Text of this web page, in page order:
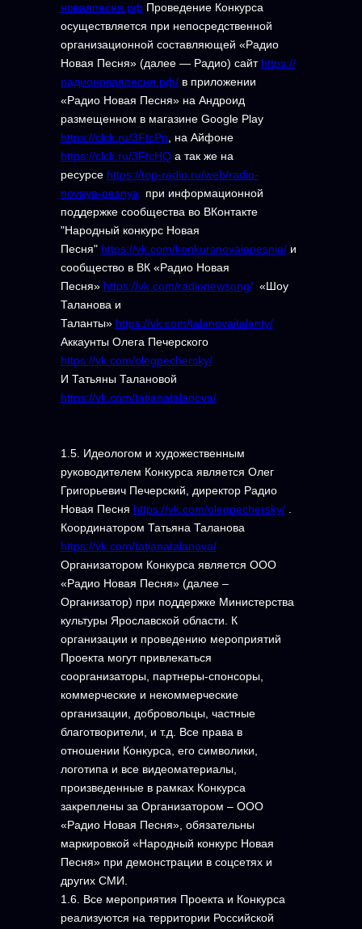
новаяпесня.рф Проведение Конкурса
осуществляется при непосредственной
организационной составляющей «Радио
Новая Песня» (далее — Радио) сайт https://
радионоваяпесня.рф/в приложении
«Радио Новая Песня» на Андроид
размещенном в магазине Google Play
https://clck.ru/3FtcPp, на Айфоне
https://clck.ru/3FtcHQа так же на
ресурсе https://top-radio.ru/web/radio-
novaya-pesnya при информационной
поддержке сообщества во ВКонтакте
"Народный конкурс Новая
Песня" https://vk.com/konkursnovaiapesnia/и
сообщество в ВК «Радио Новая
Песня» https://vk.com/radionewsong/«Шоу
Таланова и
Таланты» https://vk.com/talanovaitalanty/
Аккаунты Олега Печерского
https://vk.com/olegpechersky/
И Татьяны Талановой
https://vk.com/tatianatalanova/
1.5. Идеологом и художественным
руководителем Конкурса является Олег
Григорьевич Печерский, директор Радио
Новая Песня https://vk.com/olegpechersky/.
Координатором Татьяна Таланова
https://vk.com/tatianatalanova/
Организатором Конкурса является ООО
«Радио Новая Песня» (далее –
Организатор) при поддержке Министерства
культуры Ярославской области. К
организации и проведению мероприятий
Проекта могут привлекаться
соорганизаторы, партнеры-спонсоры,
коммерческие и некоммерческие
организации, добровольцы, частные
благотворители, и т.д. Все права в
отношении Конкурса, его символики,
логотипа и все видеоматериалы,
произведенные в рамках Конкурса
закреплены за Организатором – ООО
«Радио Новая Песня», обязательны
маркировкой «Народный конкурс Новая
Песня» при демонстрации в соцсетях и
других СМИ.
1.6. Все мероприятия Проекта и Конкурса
реализуются на территории Российской